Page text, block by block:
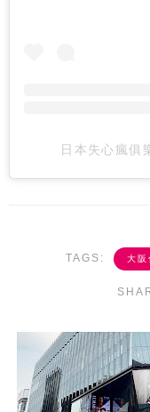
日本失心瘋俱
TAGS: 大阪